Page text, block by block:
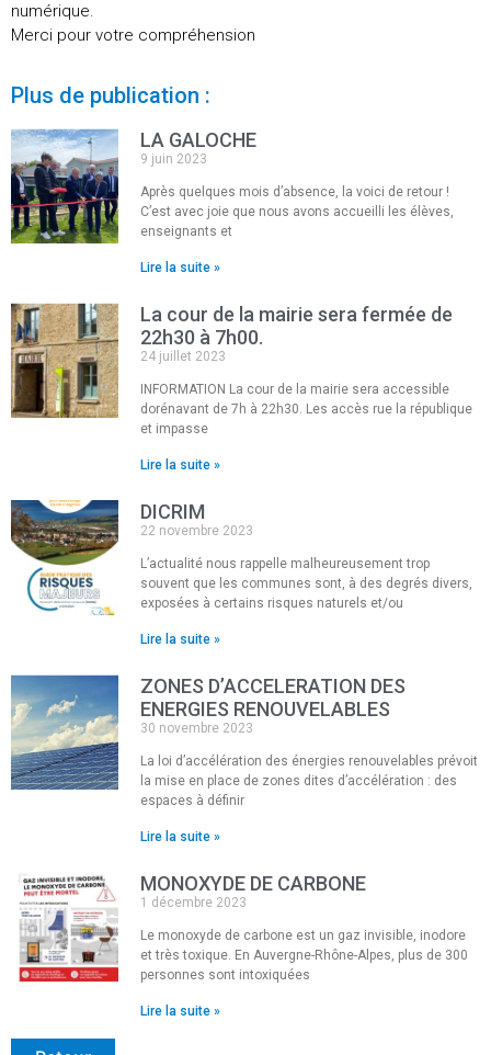
numérique.
Merci pour votre compréhension
Plus de publication :
LA GALOCHE
9 juin 2023
Après quelques mois d’absence, la voici de retour !
C’est avec joie que nous avons accueilli les élèves,
enseignants et
Lire la suite »
La cour de la mairie sera fermée de
22h30 à 7h00.
24 juillet 2023
INFORMATION La cour de la mairie sera accessible
dorénavant de 7h à 22h30. Les accès rue la république
et impasse
Lire la suite »
DICRIM
22 novembre 2023
L’actualité nous rappelle malheureusement trop
souvent que les communes sont, à des degrés divers,
exposées à certains risques naturels et/ou
Lire la suite »
ZONES D’ACCELERATION DES
ENERGIES RENOUVELABLES
30 novembre 2023
La loi d’accélération des énergies renouvelables prévoit
la mise en place de zones dites d’accélération : des
espaces à définir
Lire la suite »
MONOXYDE DE CARBONE
1 décembre 2023
Le monoxyde de carbone est un gaz invisible, inodore
et très toxique. En Auvergne-Rhône-Alpes, plus de 300
personnes sont intoxiquées
Lire la suite »